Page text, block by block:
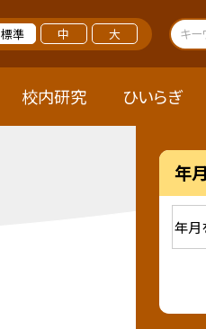
標準 中 大
校内研究 ひいらぎ
年